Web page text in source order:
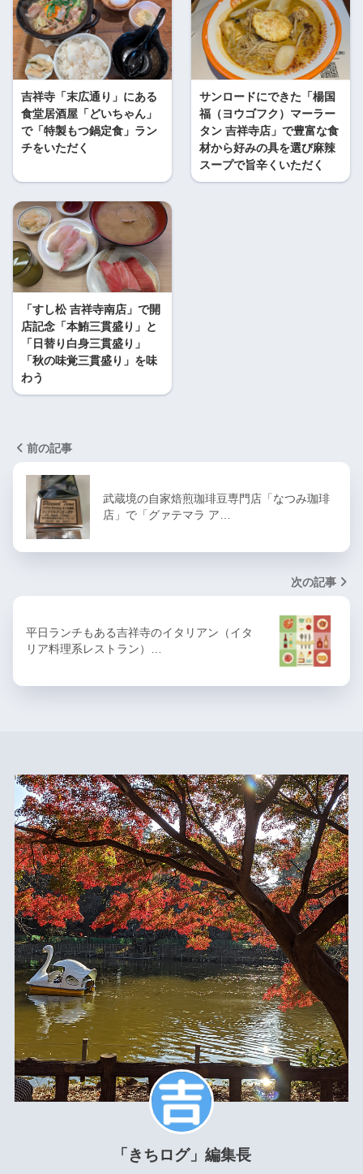
吉祥寺「末広通り」にある
食堂居酒屋「どいちゃん」
で「特製もつ鍋定食」ラン
チをいただく
サンロードにできた「楊国
福（ヨウゴフク）マーラー
タン 吉祥寺店」で豊富な食
材から好みの具を選び麻辣
スープで旨辛くいただく
「すし松 吉祥寺南店」で開
店記念「本鮪三貫盛り」と
「日替り白身三貫盛り」
「秋の味覚三貫盛り」を味
わう
前の記事
武蔵境の自家焙煎珈琲豆専門店「なつみ珈琲
店」で「グァテマラ ア…
次の記事
平日ランチもある吉祥寺のイタリアン（イタ
リア料理系レストラン）…
「きちログ」編集長